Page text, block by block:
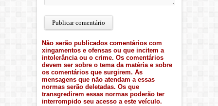
Não serão publicados comentários com
xingamentos e ofensas ou que incitem a
intolerância ou o crime. Os comentários
devem ser sobre o tema da matéria e sobre
os comentários que surgirem. As
mensagens que não atendam a essas
normas serão deletadas. Os que
transgredirem essas normas poderão ter
interrompido seu acesso a este veículo.